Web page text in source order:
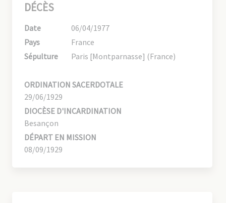
DÉCÈS
Date
06/04/1977
Pays
France
Sépulture
Paris [Montparnasse] (France)
ORDINATION SACERDOTALE
29/06/1929
DIOCÈSE D'INCARDINATION
Besançon
DÉPART EN MISSION
08/09/1929